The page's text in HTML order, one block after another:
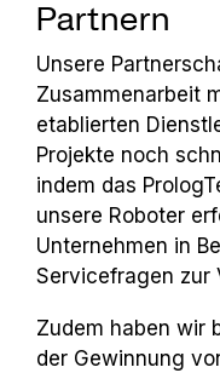
Partnern
Unsere
Zusammenarbeit
etablierten
Projekte noch
indem das
unsere Roboter
Unternehmen in
Servicefragen zur
Zudem haben wir
der Gewinnung